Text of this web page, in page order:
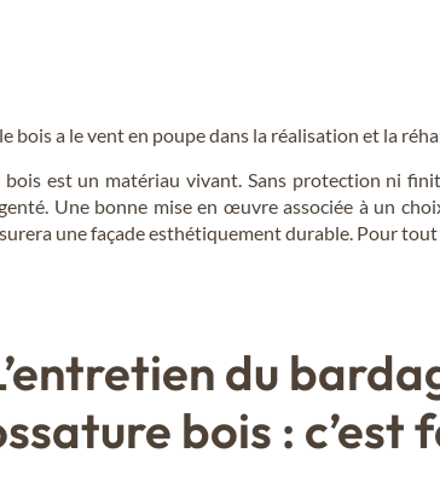
du Nord Thermo
des Alpes Thermo
bois a le vent en poupe dans la réalisation et la
bois est un matériau vivant. Sans protection ni
Une bonne mise en œuvre associée à un
une façade esthétiquement durable. Pour
du
bois : c’est